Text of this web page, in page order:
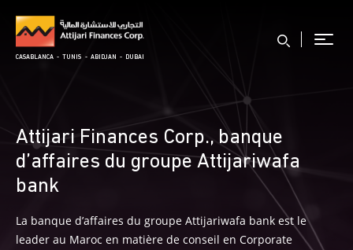
contenu
CASABLANCA - TUNIS - ABIDJAN - DUBAI
Attijari Finances Corp., banque
d’affaires du groupe Attijariwafa
bank
La banque d’affaires du groupe Attijariwafa bank est le
leader au Maroc en matière de conseil en Corporate